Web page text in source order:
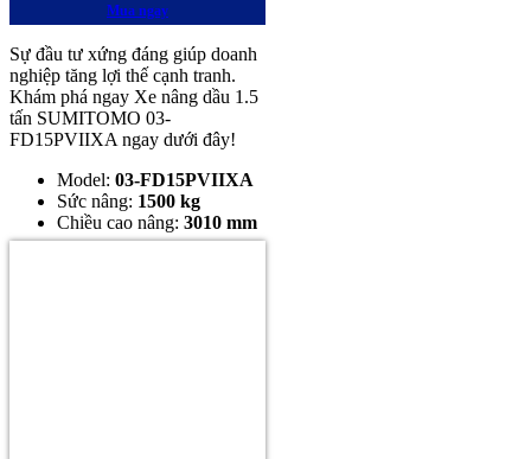
Mua ngay
Sự đầu tư xứng đáng giúp doanh
nghiệp tăng lợi thế cạnh tranh.
Khám phá ngay Xe nâng dầu 1.5
tấn SUMITOMO 03-
FD15PVIIXA ngay dưới đây!
Model: 03-FD15PVIIXA
Sức nâng: 1500 kg
Chiều cao nâng: 3010 mm